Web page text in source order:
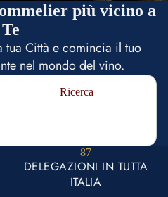
più vicino a
Te
Città e comincia il tuo
nel mondo del vino.
Ricerca
87
DELEGAZIONI IN TUTTA
ITALIA